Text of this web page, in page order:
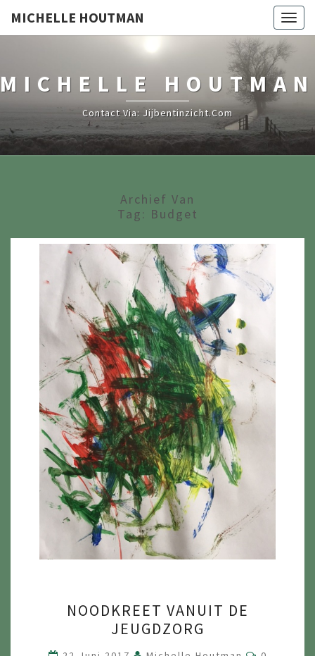
MICHELLE HOUTMAN
MICHELLE HOUTMAN
Contact Via: Jijbentinzicht.com
Archief Van
Tag: Budget
VANUIT
DE
JEUGDZORG
NOODKREET VANUIT DE
JEUGDZORG
Reacties